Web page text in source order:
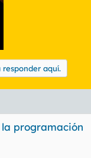
aquí.
programación